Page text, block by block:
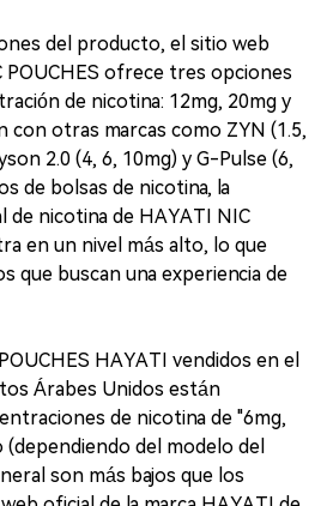
del producto, el sitio web
POUCHES ofrece tres opciones
de nicotina: 12mg, 20mg y
con otras marcas como ZYN (1.5,
2.0 (4, 6, 10mg) y G-Pulse (6,
de bolsas de nicotina, la
de nicotina de HAYATI NIC
en un nivel más alto, lo que
que buscan una experiencia de
HAYATI vendidos en el
Árabes Unidos están
de nicotina de "6mg,
del modelo del
son más bajos que los